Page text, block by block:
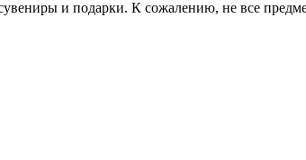
и подарки. К сожалению, не все